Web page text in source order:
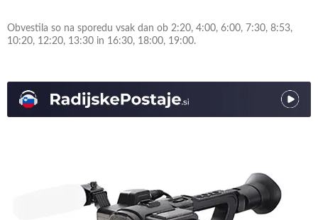
Obvestila so na sporedu vsak dan ob 2:20, 4:00, 6:00, 7:30, 8:53,
10:20, 12:20, 13:30 in 16:30, 18:00, 19:00.